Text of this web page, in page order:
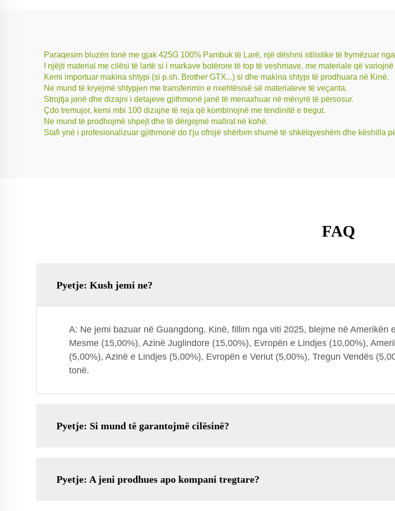
Paraqesim bluzën tonë me gjak 425G 100% Pambuk të Larë, një dëshmi stilistike të frymëzuar
I njëjti material me cilësi të lartë si i markave botërore të top të veshmave, me materiale që
Kemi importuar makina shtypi (si p.sh. Brother GTX...) si dhe makina shtypi të prodhuara në Kinë.
Ne mund të kryejmë shtypjen me transferimin e nxehtësisë së materialeve të veçanta.
Strojtja jonë dhe dizajni i detajeve gjithmonë janë të menaxhuar në mënyrë të përsosur.
Çdo tremujor, kemi mbi 100 dizajne të reja që kombinojnë me tendinitë e tregut.
Ne mund të prodhojmë shpejt dhe të dërgojmë mallrat në kohë.
Stafi ynë i profesionalizuar gjithmonë do t'ju ofrojë shërbim shumë të shkëlqyeshëm dhe këshilla
FAQ
Pyetje: Kush jemi ne?
A: Ne jemi bazuar në Guangdong, Kinë, fillim nga viti 2025, blejme në Amerikën
Mesme (15,00%), Azinë Juglindore (15,00%), Evropën e Lindjes (10,00%),
(5,00%), Azinë e Lindjes (5,00%), Evropën e Veriut (5,00%), Tregun Vendës
tonë.
Pyetje: Si mund të garantojmë cilësinë?
Pyetje: A jeni prodhues apo kompani tregtare?